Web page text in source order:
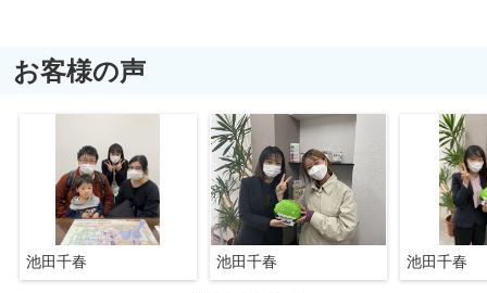
お客様の声
池田千春 池田千春 池田千春